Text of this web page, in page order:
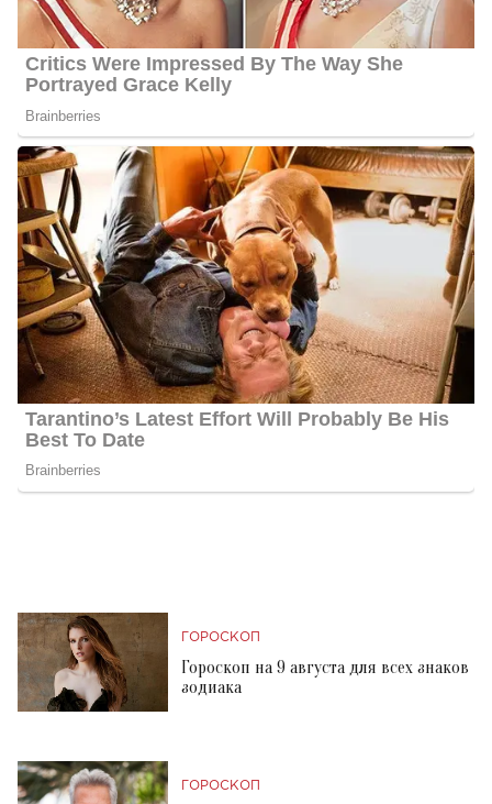
ГОРОСКОП
Гороскоп на 9 августа для всех знаков
зодиака
ГОРОСКОП